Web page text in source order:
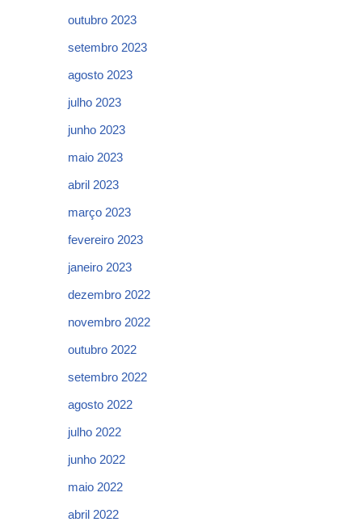
outubro 2023
setembro 2023
agosto 2023
julho 2023
junho 2023
maio 2023
abril 2023
março 2023
fevereiro 2023
janeiro 2023
dezembro 2022
novembro 2022
outubro 2022
setembro 2022
agosto 2022
julho 2022
junho 2022
maio 2022
abril 2022